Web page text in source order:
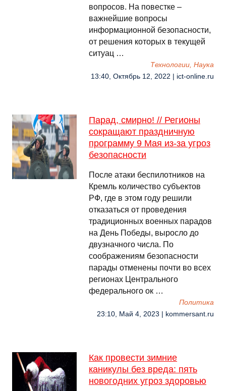
вопросов. На повестке –
важнейшие вопросы
информационной безопасности,
от решения которых в текущей
ситуац …
Технологии, Наука
13:40, Октябрь 12, 2022 | ict-online.ru
Парад, смирно! // Регионы
сокращают праздничную
программу 9 Мая из-за угроз
безопасности
После атаки беспилотников на
Кремль количество субъектов
РФ, где в этом году решили
отказаться от проведения
традиционных военных парадов
на День Победы, выросло до
двузначного числа. По
соображениям безопасности
парады отменены почти во всех
регионах Центрального
федерального ок …
Политика
23:10, Май 4, 2023 | kommersant.ru
Как провести зимние
каникулы без вреда: пять
новогодних угроз здоровью